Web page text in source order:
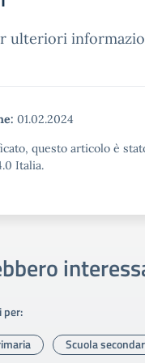
ulteriori
01.02.2024
questo articolo è
Italia.
Scuola